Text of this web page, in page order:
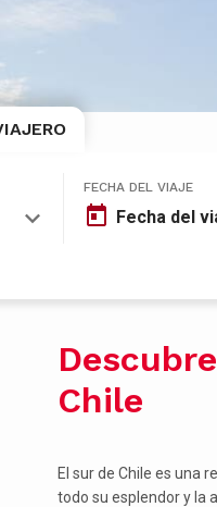
FECHA DEL VIAJE
Fecha del
Chile
El sur de Chile es una
todo su esplendor y la